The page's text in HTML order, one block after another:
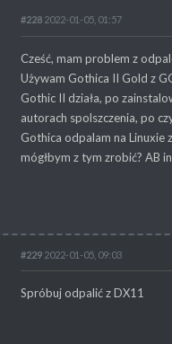
Link do moda Złote Wrota
http://chomikuj.pl/
Także z mojego chomika można
https://chomikuj.pl/
#228 2022-01-05, 01:57
Cześć, mam problem z
Używam Gothica II Gold z
Gothic II działa, po
autorach spolszczenia, po
Gothica odpalam na Linuxie
mógłbym z tym zrobić? AB
#229 2022-01-05, 09:03
Spróbuj odpalić z DX11